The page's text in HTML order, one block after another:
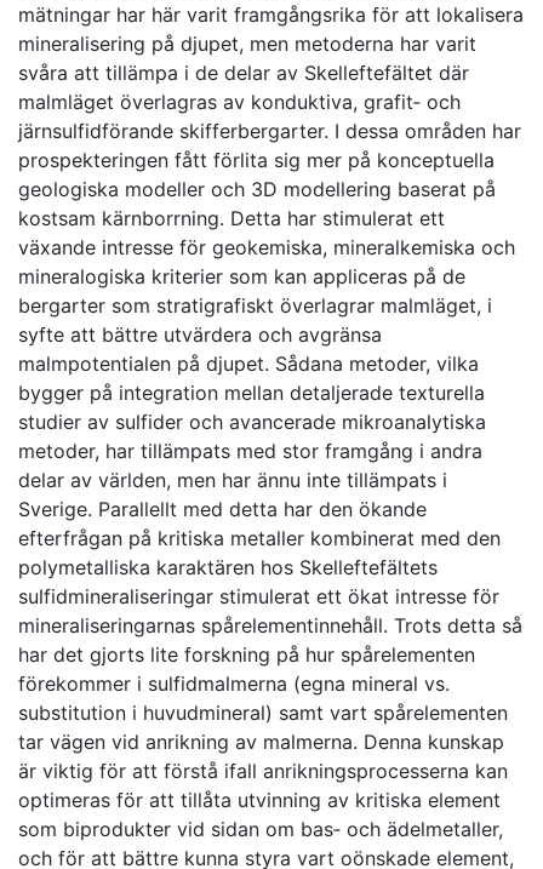
mätningar har här varit framgångsrika för att lokalisera
mineralisering på djupet, men metoderna har varit
svåra att tillämpa i de delar av Skelleftefältet där
malmläget överlagras av konduktiva, grafit‐ och
järnsulfidförande skifferbergarter. I dessa områden har
prospekteringen fått förlita sig mer på konceptuella
geologiska modeller och 3D modellering baserat på
kostsam kärnborrning. Detta har stimulerat ett
växande intresse för geokemiska, mineralkemiska och
mineralogiska kriterier som kan appliceras på de
bergarter som stratigrafiskt överlagrar malmläget, i
syfte att bättre utvärdera och avgränsa
malmpotentialen på djupet. Sådana metoder, vilka
bygger på integration mellan detaljerade texturella
studier av sulfider och avancerade mikroanalytiska
metoder, har tillämpats med stor framgång i andra
delar av världen, men har ännu inte tillämpats i
Sverige. Parallellt med detta har den ökande
efterfrågan på kritiska metaller kombinerat med den
polymetalliska karaktären hos Skelleftefältets
sulfidmineraliseringar stimulerat ett ökat intresse för
mineraliseringarnas spårelementinnehåll. Trots detta så
har det gjorts lite forskning på hur spårelementen
förekommer i sulfidmalmerna (egna mineral vs.
substitution i huvudmineral) samt vart spårelementen
tar vägen vid anrikning av malmerna. Denna kunskap
är viktig för att förstå ifall anrikningsprocesserna kan
optimeras för att tillåta utvinning av kritiska element
som biprodukter vid sidan om bas‐ och ädelmetaller,
och för att bättre kunna styra vart oönskade element,